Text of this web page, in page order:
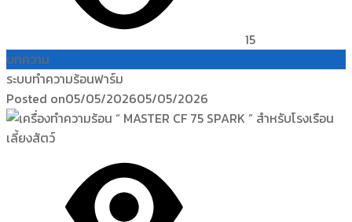
15
บทความ
ระบบทำความร้อนฟาร์ม
Posted on05/05/202605/05/2026